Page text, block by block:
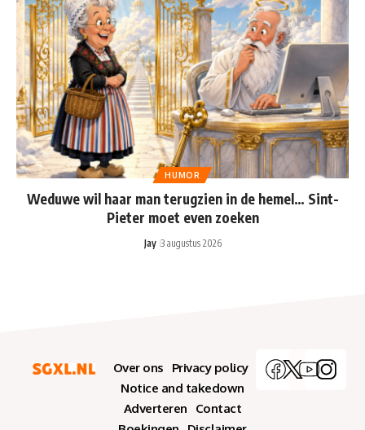
HUMOR
Weduwe wil haar man terugzien in de hemel… Sint-
Pieter moet even zoeken
Jay 3 augustus 2026
Over ons
Privacy policy
Notice and takedown
Adverteren
Contact